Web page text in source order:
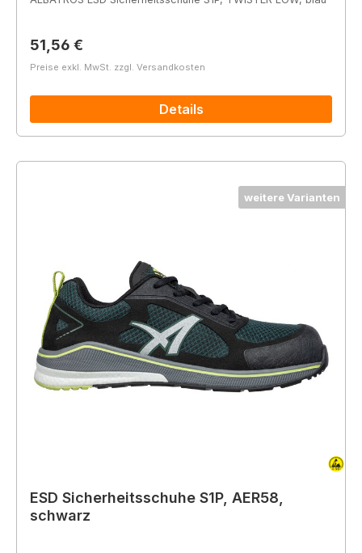
Regulärer Preis:
51,56 €
Preise exkl. MwSt. zzgl. Versandkosten
Details
weitere Varianten
ESD Sicherheitsschuhe S1P, AER58,
schwarz